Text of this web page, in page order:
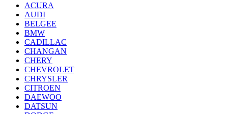
ACURA
AUDI
BELGEE
BMW
CADILLAC
CHANGAN
CHERY
CHEVROLET
CHRYSLER
CITROEN
DAEWOO
DATSUN